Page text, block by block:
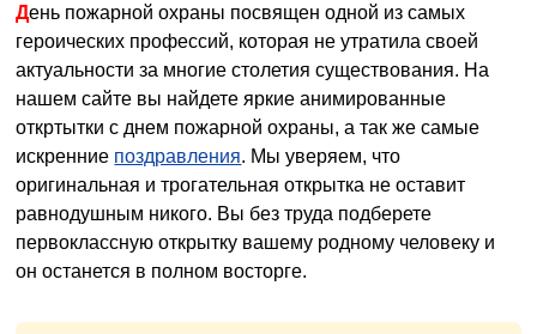
День пожарной охраны посвящен одной из самых
героических профессий, которая не утратила своей
актуальности за многие столетия существования. На
нашем сайте вы найдете яркие анимированные
откртытки с днем пожарной охраны, а так же самые
искренние поздравления. Мы уверяем, что
оригинальная и трогательная открытка не оставит
равнодушным никого. Вы без труда подберете
первоклассную открытку вашему родному человеку и
он останется в полном восторге.